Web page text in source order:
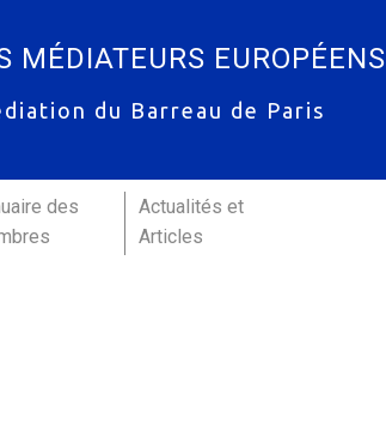
MÉDIATEURS EUROPÉENS
du Barreau de Paris
des
Actualités et
Articles